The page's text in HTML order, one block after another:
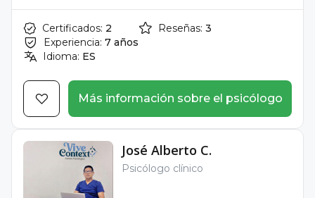
Certificados: 2
Experiencia: 7 años
Idioma: ES
Reseñas: 3
Más información sobre el psicólogo
José Alberto C.
Psicólogo clínico